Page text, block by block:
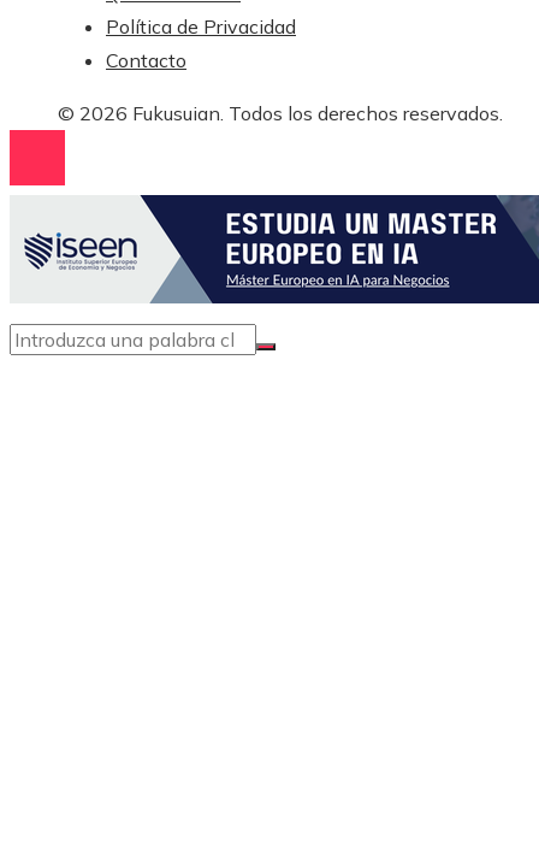
Política de Privacidad
Contacto
© 2026 Fukusuian. Todos los derechos reservados.